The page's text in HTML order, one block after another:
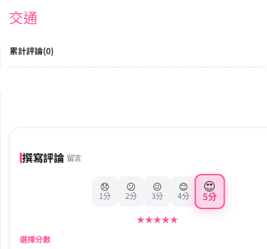
交通
累計評論(0)
撰寫評論 留言
😞
1分
😕
2分
😐
3分
😊
4分
😍
5分
★★★★★
選擇分數